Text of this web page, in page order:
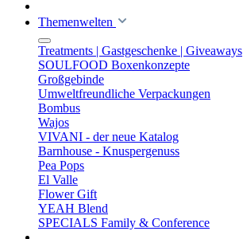
Themenwelten
Treatments | Gastgeschenke | Giveaways
SOULFOOD Boxenkonzepte
Großgebinde
Umweltfreundliche Verpackungen
Bombus
Wajos
VIVANI - der neue Katalog
Barnhouse - Knuspergenuss
Pea Pops
El Valle
Flower Gift
YEAH Blend
SPECIALS Family & Conference